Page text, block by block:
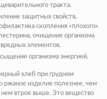
тракта.
защитных свойств,
скопления «плохого»
очищение организма
элементов.
организма энергией.
хлеб при грудном
ржаное изделие полезнее, чем
втрое выше. Это вещество